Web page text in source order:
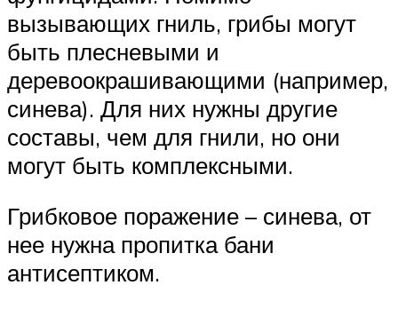
вызывающих гниль, грибы могут
быть плесневыми и
деревоокрашивающими (например,
синева). Для них нужны другие
составы, чем для гнили, но они
могут быть комплексными.
Грибковое поражение – синева, от
нее нужна пропитка бани
антисептиком.